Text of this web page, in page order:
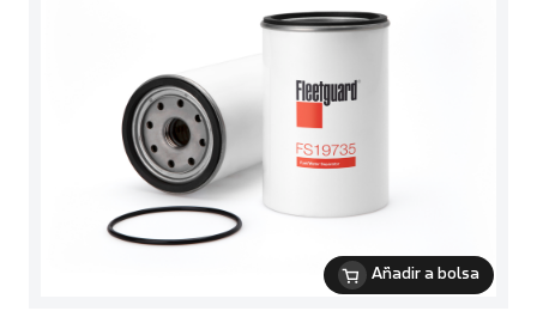
Añadir a bolsa